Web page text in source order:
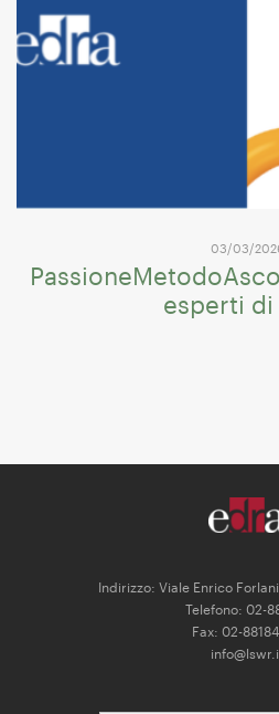
03/03/
esperti di
Indirizzo: Viale Enrico
Telefono: 02-
Fax: 02-